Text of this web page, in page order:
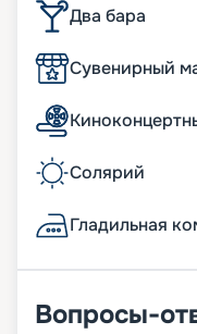
Два бара
Сувенирный
Солярий
Гладильная
Вопросы-